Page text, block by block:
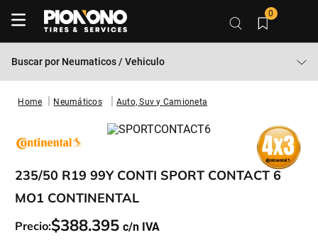
0
Buscar por Neumaticos / Vehiculo
Neumáticos Auto, Suv y Camioneta
235/50 R19 99Y CONTI SPORT CONTACT 6
MO1 CONTINENTAL
Precio:$388.395